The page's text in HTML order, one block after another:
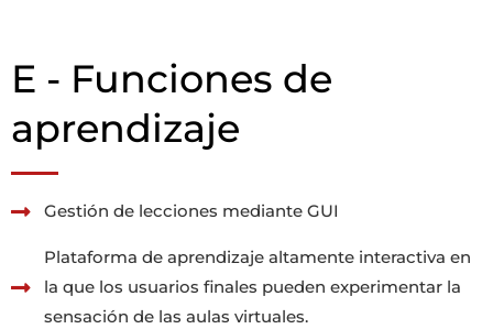
E - Funciones de
aprendizaje
Gestión de lecciones mediante GUI
Plataforma de aprendizaje altamente interactiva en
la que los usuarios finales pueden experimentar la
sensación de las aulas virtuales.